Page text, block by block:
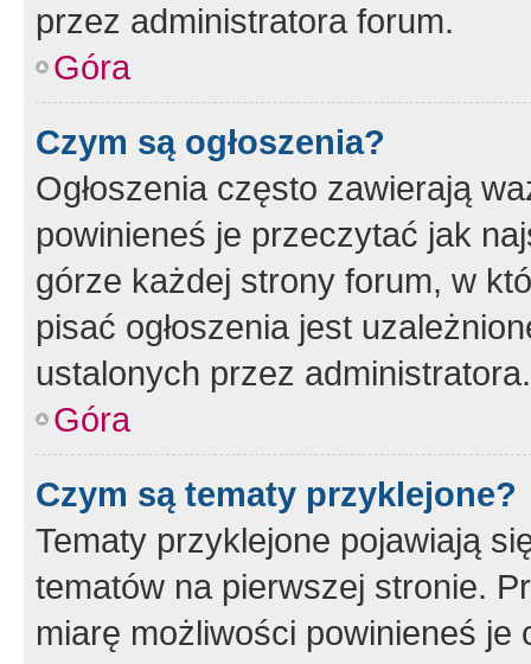
przez administratora forum.
Góra
Czym są ogłoszenia?
Ogłoszenia często zawierają
powinieneś je przeczytać jak
górze każdej strony forum, w
pisać ogłoszenia jest
ustalonych przez administratora.
Góra
Czym są tematy przyklejone?
Tematy przyklejone pojawiają
tematów na pierwszej stronie.
miarę możliwości powinieneś je